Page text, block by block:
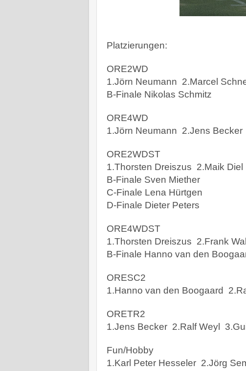
Platzierungen:
ORE2WD
1.Jörn Neumann 2.Marcel
B-Finale Nikolas Schmitz
ORE4WD
1.Jörn Neumann 2.Jens Becker
ORE2WDST
1.Thorsten Dreiszus 2.Maik Diel
B-Finale Sven Miether
C-Finale Lena Hürtgen
D-Finale Dieter Peters
ORE4WDST
1.Thorsten Dreiszus 2.Frank
B-Finale Hanno van den
ORESC2
1.Hanno van den Boogaard
ORETR2
1.Jens Becker 2.Ralf Weyl
Fun/Hobby
1.Karl Peter Hesseler 2.Jörg